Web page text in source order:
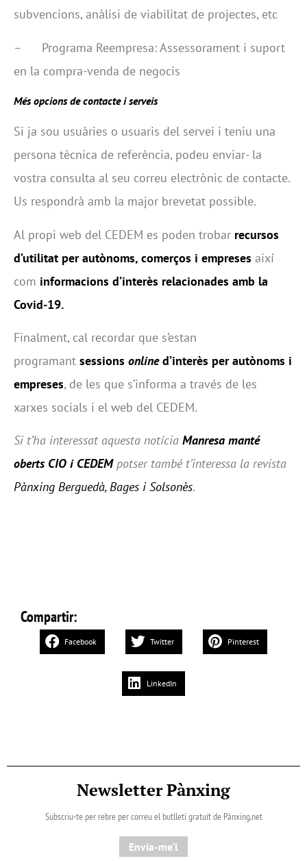
subvencions, anàlisi de viabilitat de projectes, etc
– Programa Reempresa: Assessorament i suport
en la compra-venda de negocis
Més opcions de contacte i serveis
Si ja sou usuàries o usuaris del servei i teniu una
persona tècnica de referència, podeu enviar- la
vostra consulta al seu correu electrònic de contacte.
Us respondrà amb la major brevetat possible.
Al propi web del CEDEM es poden trobar recursos
d’utilitat per autònoms, comerços i empreses així
com informacions d’interès relacionades amb la
Covid-19.
Finalment, cal recordar que s’estan
programant sessions onlined’interès per autònoms i
empreses, de les que s’informa a través de les
xarxes socials i el web del CEDEM.
Si t’ha interessat aquesta notícia Manresa manté
oberts CIO i CEDEMpotser també t’interessa la revista
Pànxing Berguedà, Bages i Solsonès.
Compartir:
Facebook Twitter Pinterest
LinkedIn
Newsletter Pànxing
Subscriu-te per rebre per correu el butlletí gratuït de Pànxing.net​
Envia-me'l